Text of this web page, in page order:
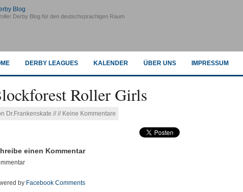
Derby Blog für den deutschsprachigen Raum
DERBY LEAGUES KALENDER ÜBER UNS IMPRESSUM
Roller Girls
Dr.Frankenskate // // Keine Kommentare
einen Kommentar
by Facebook Comments